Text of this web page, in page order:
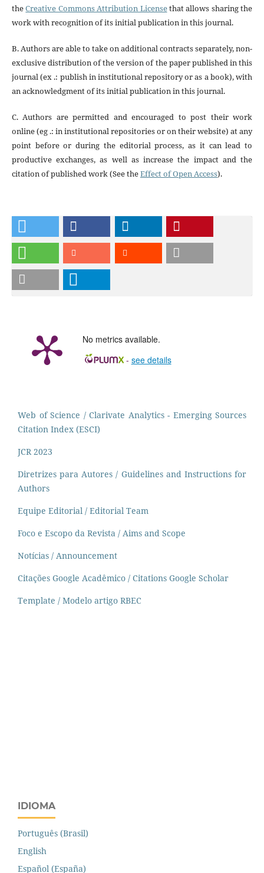
theCreative Commons Attribution Licensethat allows sharing the
work with recognition of its initial publication in this journal.
B. Authors are able to take on additional contracts separately, non-
exclusive distribution of the version of the paper published in this
journal (ex .: publish in institutional repository or as a book), with
an acknowledgment of its initial publication in this journal.
C. Authors are permitted and encouraged to post their work
online (eg .: in institutional repositories or on their website) at any
point before or during the editorial process, as it can lead to
productive exchanges, as well as increase the impact and the
citation of published work (See theEffect of Open Access).
No metrics available.
- see details
Web of Science / Clarivate Analytics - Emerging Sources
Citation Index (ESCI)
JCR 2023
Diretrizes para Autores / Guidelines and Instructions for
Authors
Equipe Editorial / Editorial Team
Foco e Escopo da Revista / Aims and Scope
Notícias / Announcement
Citações Google Acadêmico / Citations Google Scholar
Template / Modelo artigo RBEC
IDIOMA
Português (Brasil)
English
Español (España)